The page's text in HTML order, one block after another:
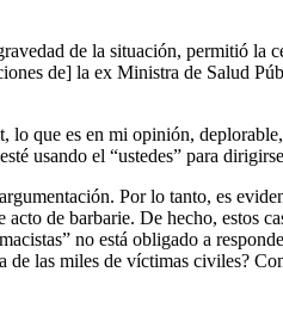
de la situación, permitió la
de] la ex Ministra de Salud
que es en mi opinión,
usando el “ustedes” para
Por lo tanto, es
de barbarie. De hecho, estos
no está obligado a
las miles de víctimas civiles?